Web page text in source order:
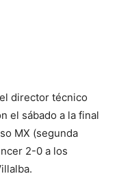
director técnico
el sábado a la final
MX (segunda
2-0 a los